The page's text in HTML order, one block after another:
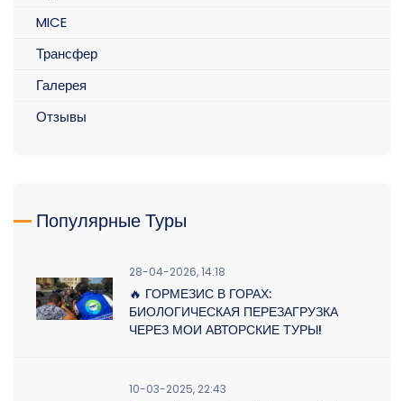
MICE
Трансфер
Галерея
Отзывы
Популярные Туры
28-04-2026, 14:18
🔥 ГОРМЕЗИС В ГОРАХ:
БИОЛОГИЧЕСКАЯ ПЕРЕЗАГРУЗКА
ЧЕРЕЗ МОИ АВТОРСКИЕ ТУРЫ!
10-03-2025, 22:43